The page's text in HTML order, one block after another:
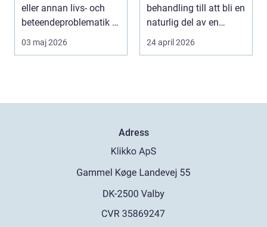
eller annan livs- och
beteendeproblematik är
ett stort st...
03 maj 2026
behandling till att bli en
naturlig del av en
hållbar livsst...
24 april 2026
Adress